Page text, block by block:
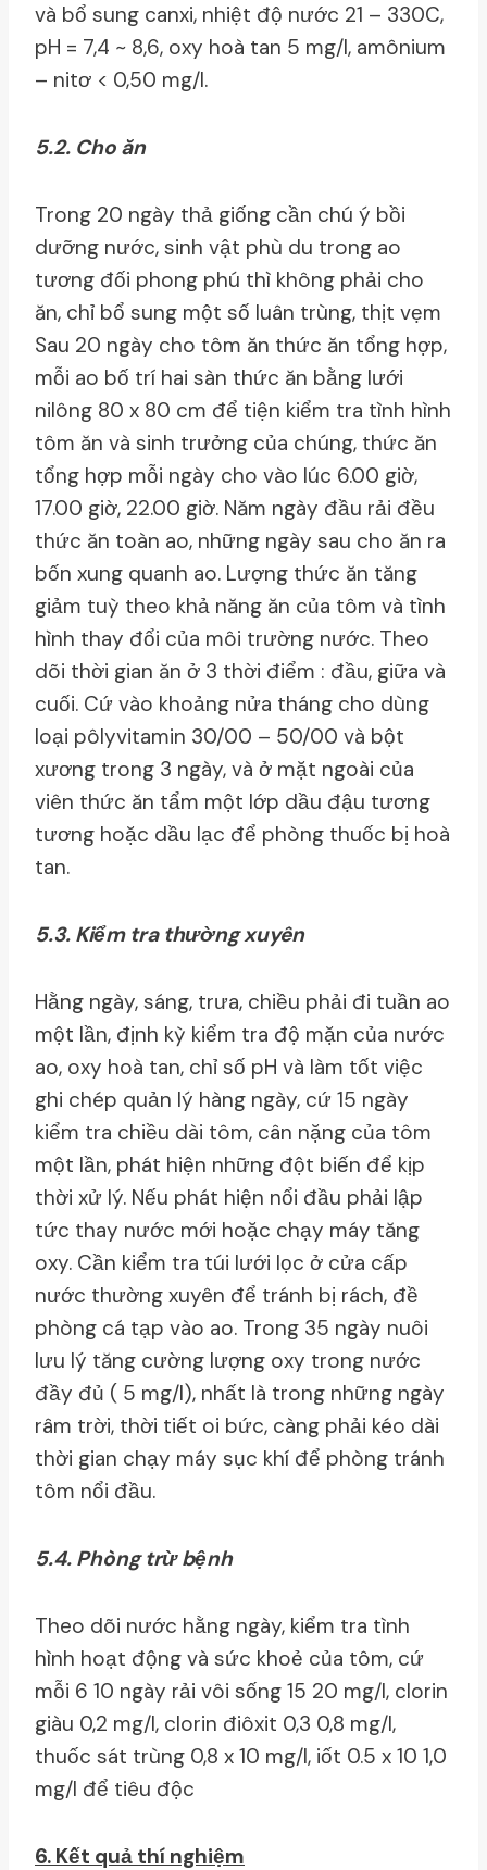
và bổ sung canxi, nhiệt độ nước 21 – 330C,
pH = 7,4 ~ 8,6, oxy hoà tan 5 mg/l, amônium
– nitơ < 0,50 mg/l.
5.2. Cho ăn
Trong 20 ngày thả giống cần chú ý bồi
dưỡng nước, sinh vật phù du trong ao
tương đối phong phú thì không phải cho
ăn, chỉ bổ sung một số luân trùng, thịt vẹm
Sau 20 ngày cho tôm ăn thức ăn tổng hợp,
mỗi ao bố trí hai sàn thức ăn bằng lưới
nilông 80 x 80 cm để tiện kiểm tra tình hình
tôm ăn và sinh trưởng của chúng, thức ăn
tổng hợp mỗi ngày cho vào lúc 6.00 giờ,
17.00 giờ, 22.00 giờ. Năm ngày đầu rải đều
thức ăn toàn ao, những ngày sau cho ăn ra
bốn xung quanh ao. Lượng thức ăn tăng
giảm tuỳ theo khả năng ăn của tôm và tình
hình thay đổi của môi trường nước. Theo
dõi thời gian ăn ở 3 thời điểm : đầu, giữa và
cuối. Cứ vào khoảng nửa tháng cho dùng
loại pôlyvitamin 30/00 – 50/00 và bột
xương trong 3 ngày, và ở mặt ngoài của
viên thức ăn tẩm một lớp dầu đậu tương
tương hoặc dầu lạc để phòng thuốc bị hoà
tan.
5.3. Kiểm tra thường xuyên
Hằng ngày, sáng, trưa, chiều phải đi tuần ao
một lần, định kỳ kiểm tra độ mặn của nước
ao, oxy hoà tan, chỉ số pH và làm tốt việc
ghi chép quản lý hàng ngày, cứ 15 ngày
kiểm tra chiều dài tôm, cân nặng của tôm
một lần, phát hiện những đột biến để kịp
thời xử lý. Nếu phát hiện nổi đầu phải lập
tức thay nước mới hoặc chạy máy tăng
oxy. Cần kiểm tra túi lưới lọc ở cửa cấp
nước thường xuyên để tránh bị rách, đề
phòng cá tạp vào ao. Trong 35 ngày nuôi
lưu lý tăng cường lượng oxy trong nước
đầy đủ ( 5 mg/l), nhất là trong những ngày
râm trời, thời tiết oi bức, càng phải kéo dài
thời gian chạy máy sục khí để phòng tránh
tôm nổi đầu.
5.4. Phòng trừ bệnh
Theo dõi nước hằng ngày, kiểm tra tình
hình hoạt động và sức khoẻ của tôm, cứ
mỗi 6 10 ngày rải vôi sống 15 20 mg/l, clorin
giàu 0,2 mg/l, clorin điôxit 0,3 0,8 mg/l,
thuốc sát trùng 0,8 x 10 mg/l, iốt 0.5 x 10 1,0
mg/l để tiêu độc
6. Kết quả thí nghiệm